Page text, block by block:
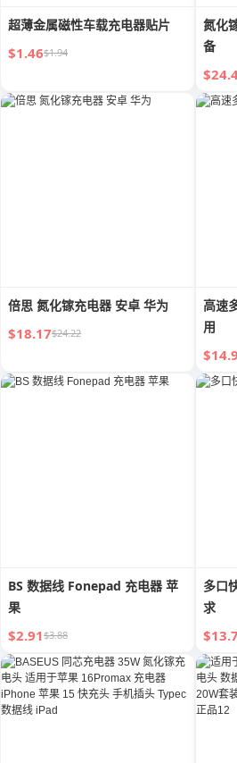
超薄金属磁性车载充电器贴片
$1.46$1.94
氮化
备
倍思 氮化镓充电器 安卓 华为
$18.17$24.22
高速
用
BS 数据线 Fonepad 充电器 苹
果
$2.91$3.88
多口
求